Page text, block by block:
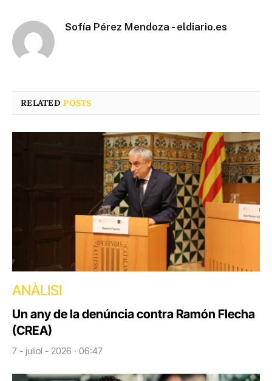
Sofía Pérez Mendoza - eldiario.es
RELATEDPOSTS
ANÀLISI
Un any de la denúncia contra Ramón Flecha
(CREA)
7 - juliol - 2026 · 06:47